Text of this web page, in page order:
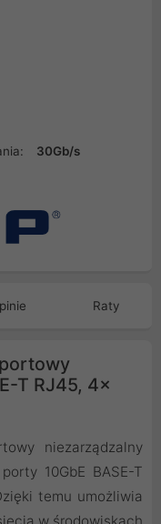
30Gb/s
Raty
T RJ45, 4x
niezarządzalny
10GbE BASE-T
temu umożliwia